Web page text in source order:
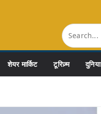
शेयर मार्किट टूरिज़्म दुनिया